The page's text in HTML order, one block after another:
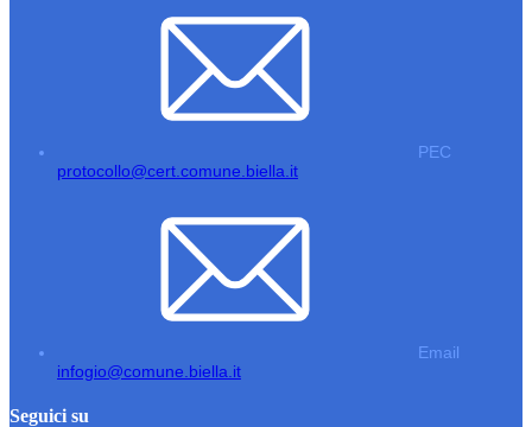
PEC
protocollo@cert.comune.biella.it
Email
infogio@comune.biella.it
Seguici su